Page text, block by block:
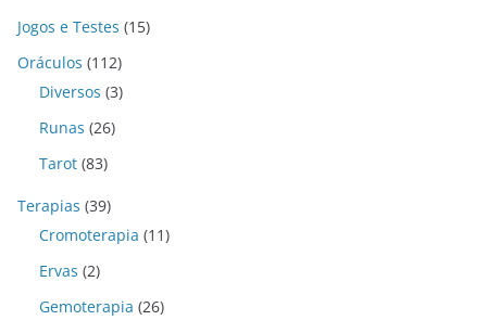
Jogos e Testes (15)
Oráculos (112)
Diversos (3)
Runas (26)
Tarot (83)
Terapias (39)
Cromoterapia (11)
Ervas (2)
Gemoterapia (26)